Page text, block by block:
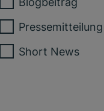
Pressemitteilung
Short News